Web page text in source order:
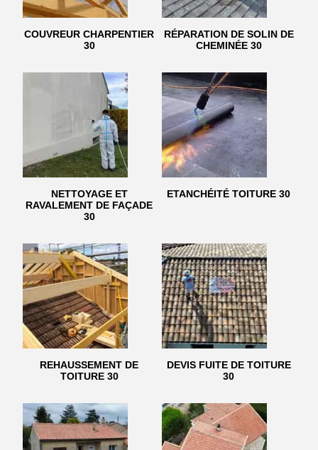
COUVREUR CHARPENTIER
30
RÉPARATION DE SOLIN DE
CHEMINÉE 30
NETTOYAGE ET
RAVALEMENT DE FAÇADE
30
ETANCHÉITÉ TOITURE 30
REHAUSSEMENT DE
TOITURE 30
DEVIS FUITE DE TOITURE
30